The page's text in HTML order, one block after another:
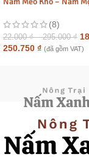
(8)
22.000₫ – 295.000₫
250.750 ₫ (đã gồm VAT)